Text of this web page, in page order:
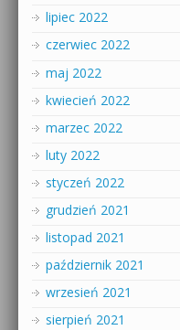
lipiec 2022
czerwiec 2022
maj 2022
kwiecień 2022
marzec 2022
luty 2022
styczeń 2022
grudzień 2021
listopad 2021
październik 2021
wrzesień 2021
sierpień 2021